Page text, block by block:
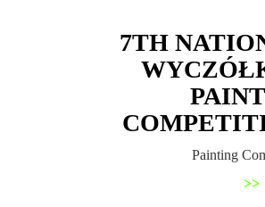
7TH
Painting
>>